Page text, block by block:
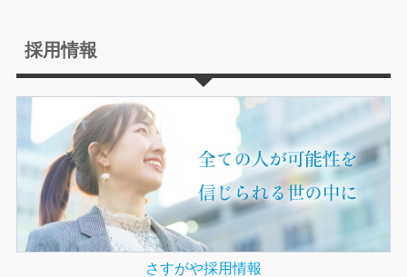
採用情報
さすがや採用情報